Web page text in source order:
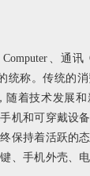
、通讯
统称。传统的
随着技术发展
机和可穿戴设
保持着活跃的
、手机外壳、